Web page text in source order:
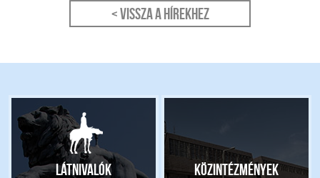
< Vissza a hírekhez
Látnivalók Közintézmények